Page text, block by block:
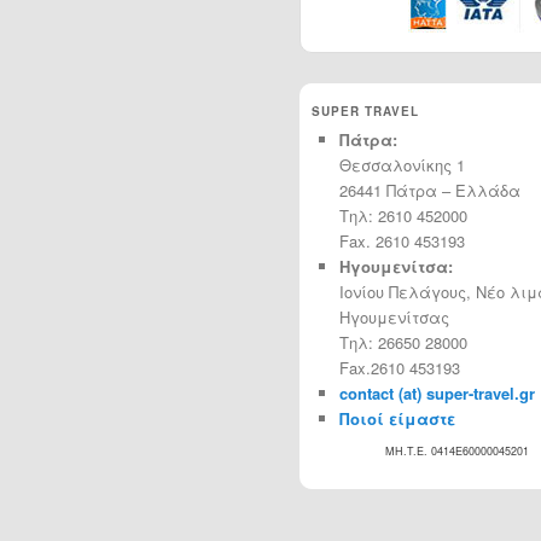
SUPER TRAVEL
Πάτρα:
Θεσσαλονίκης 1
26441 Πάτρα – Ελλάδα
Τηλ: 2610 452000
Fax. 2610 453193
Ηγουμενίτσα:
Ιονίου Πελάγους, Νέο
Ηγουμενίτσας
Τηλ: 26650 28000
Fax.2610 453193
contact (at) super-travel.gr
Ποιοί είμαστε
MH.T.E. 0414Ε60000045201